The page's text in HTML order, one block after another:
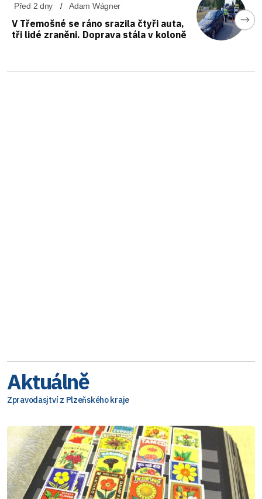
Před 2 dny Adam Wágner
V Třemošné se ráno srazila čtyři auta,
tři lidé zraněni. Doprava stála v koloně
Aktuálně
Zpravodasjtví z Plzeňského kraje